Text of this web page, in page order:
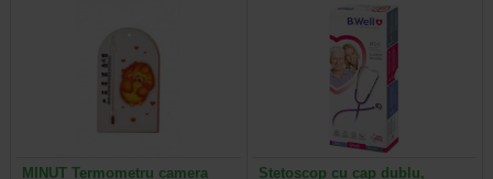
MINUT Termometru camera
Stetoscop cu cap dublu,